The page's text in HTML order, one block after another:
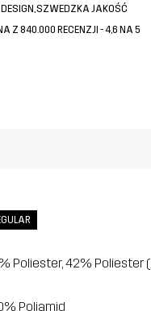
SZWEDZKA JAKOŚĆ
Z 840.000 RECENZJI - 4,6 NA 5
Poliester, 42% Poliester
Poliamid